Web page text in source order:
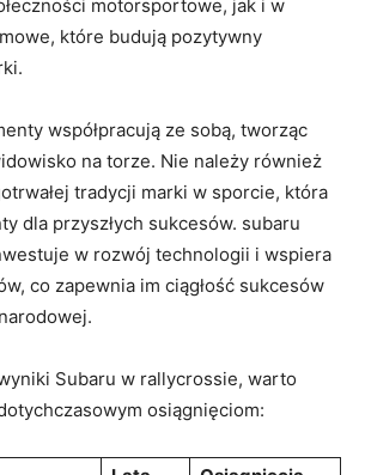
motorsportowe, jak i w
które budują pozytywny
współpracują ze sobą, tworząc
na torze. Nie należy również
tradycji marki w sporcie, która
dla przyszłych sukcesów. subaru
w rozwój technologii i wspiera
co zapewnia im ciągłość sukcesów
Subaru w rallycrossie, warto
osiągnięciom: